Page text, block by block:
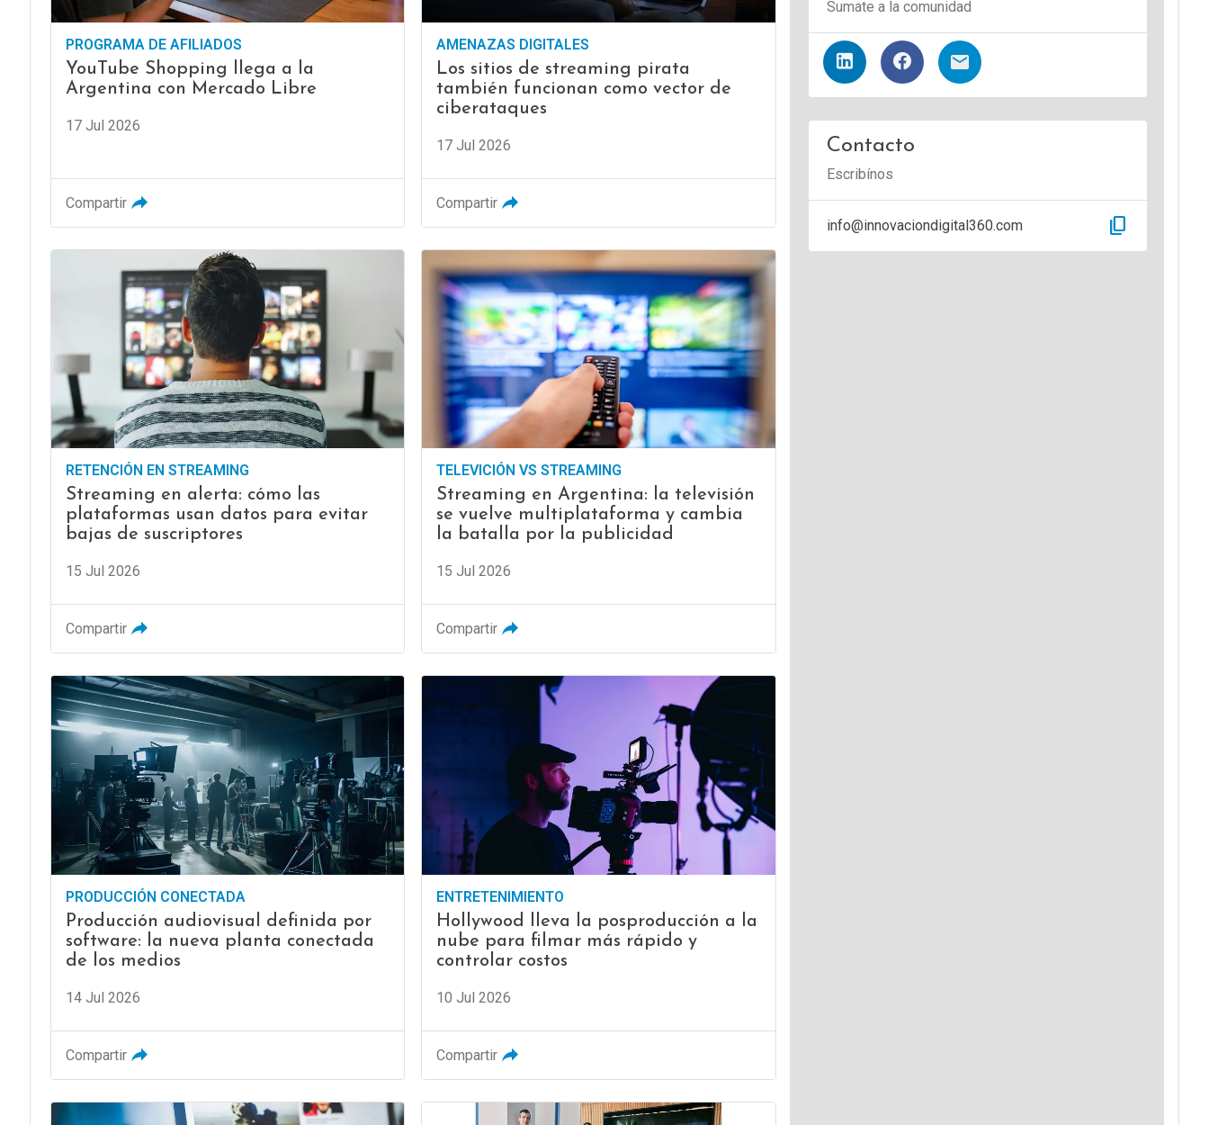
PROGRAMA DE AFILIADOS
YouTube Shopping llega a la
Argentina con Mercado Libre
17 Jul 2026
Compartir
AMENAZAS DIGITALES
Los sitios de streaming pirata
también funcionan como vector de
ciberataques
17 Jul 2026
Compartir
RETENCIÓN EN STREAMING
Streaming en alerta: cómo las
plataformas usan datos para evitar
bajas de suscriptores
15 Jul 2026
Compartir
TELEVICIÓN VS STREAMING
Streaming en Argentina: la televisión
se vuelve multiplataforma y cambia
la batalla por la publicidad
15 Jul 2026
Compartir
PRODUCCIÓN CONECTADA
Producción audiovisual definida por
software: la nueva planta conectada
de los medios
14 Jul 2026
Compartir
ENTRETENIMIENTO
Hollywood lleva la posproducción a la
nube para filmar más rápido y
controlar costos
10 Jul 2026
Compartir
Sumate a la comunidad
Contacto
Escribínos
info@innovaciondigital360.com content_copy